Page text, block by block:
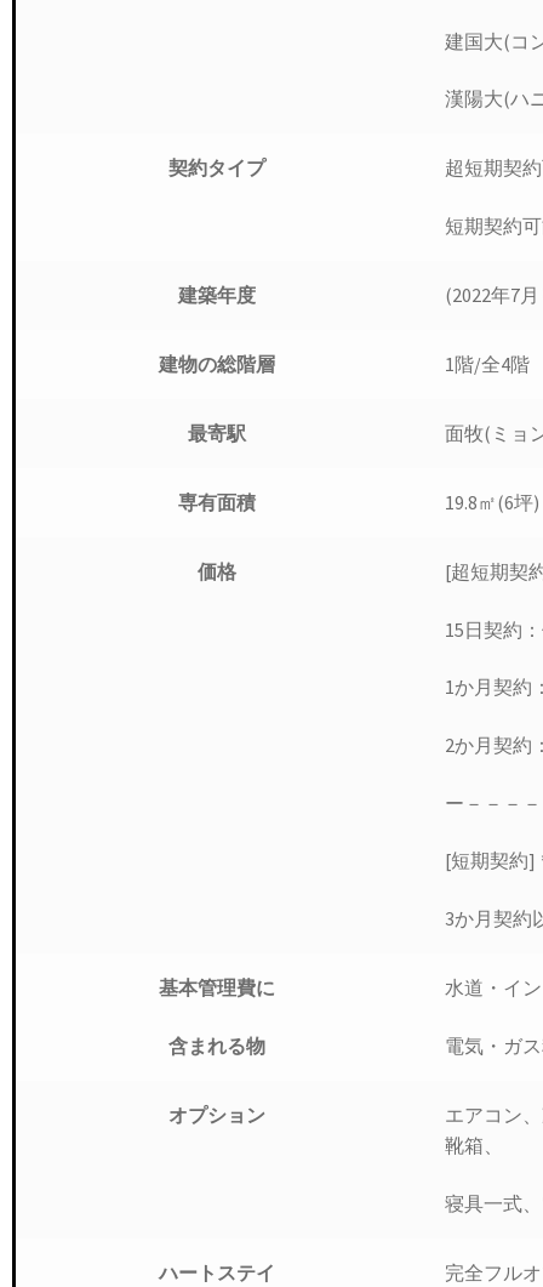
建国大(コ
漢陽大(ハ
契約タイプ 超短期契
短期契約
建築年度 (2022年7
建物の総階層 1階/全4階
最寄駅 面牧(ミョ
専有面積 19.8㎡(6坪)
価格 [超短期契
15日契約
1か月契約
2か月契約
ー－－－
[短期契約]
3か月契約
基本管理費に
含まれる物
水道・イ
電気・ガ
オプション
エアコン
靴箱、
寝具一式
ハートステイ 完全フル